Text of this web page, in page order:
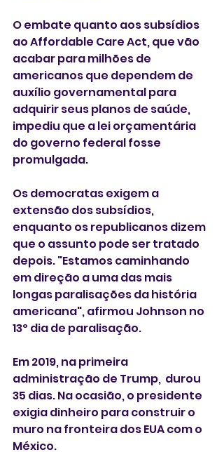
O embate quanto aos subsídios
ao Affordable Care Act, que vão
acabar para milhões de
americanos que dependem de
auxílio governamental para
adquirir seus planos de saúde,
impediu que a lei orçamentária
do governo federal fosse
promulgada.
Os democratas exigem a
extensão dos subsídios,
enquanto os republicanos dizem
que o assunto pode ser tratado
depois. "Estamos caminhando
em direção a uma das mais
longas paralisações da história
americana", afirmou Johnson no
13º dia de paralisação.
Em 2019, na primeira
administração de Trump,  durou
35 dias. Na ocasião, o presidente
exigia dinheiro para construir o
muro na fronteira dos EUA com o
México.